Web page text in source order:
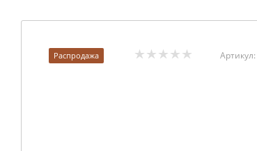
Распродажа Артикул: